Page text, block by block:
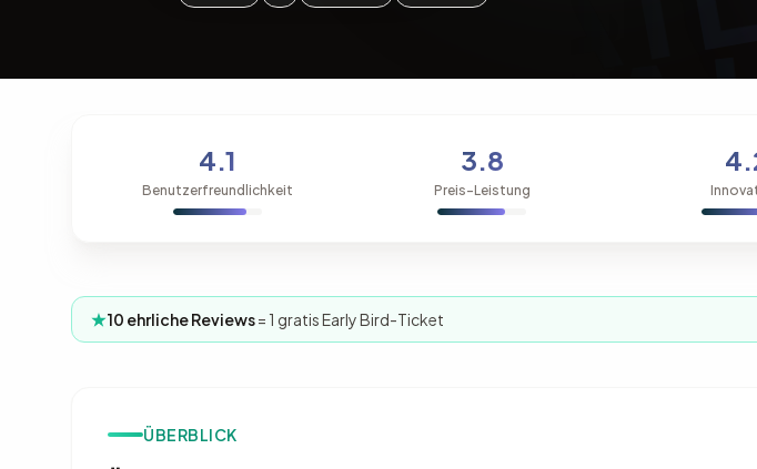
4.1
Benutzerfreundlichkeit
3.8
Preis-Leistung
10 ehrliche Reviews= 1 gratis Early Bird-Ticket
ÜBERBLICK